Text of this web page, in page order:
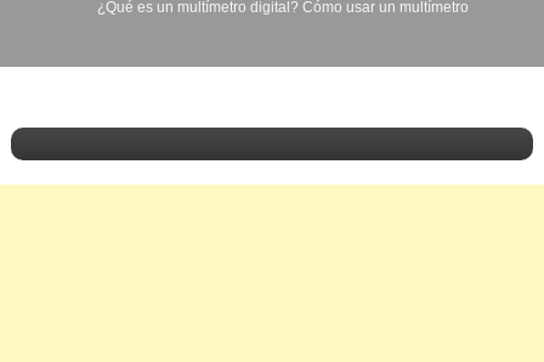
¿Qué es un multímetro digital? Cómo usar un multímetro
Noticias
Tecnología